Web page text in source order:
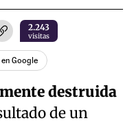
2.243
visitas
Google
destruida
de un